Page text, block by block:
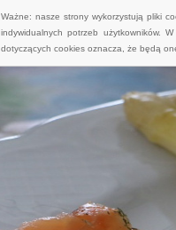
Ważne: nasze strony wykorzystują pliki
indywidualnych potrzeb użytkowników.
dotyczących cookies oznacza, że będą